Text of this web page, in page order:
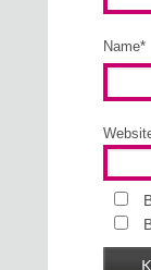
Name*